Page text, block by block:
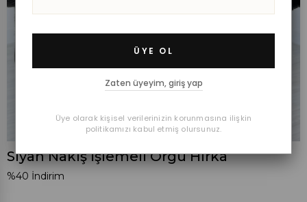
Siyah Nakış İşlemeli Örgü Hırka
%40 İndirim
ÜYE OL
Zaten üyeyim, giriş yap
Üye olarak kişisel verilerinizin korunmasına ilişkin
politikamızı kabul etmiş olursunuz.